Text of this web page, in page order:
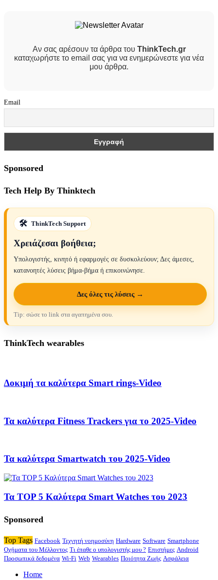
Αν σας αρέσουν τα άρθρα του ThinkTech.gr
καταχωρήστε το email σας για να ενημερώνεστε για νέα
μου άρθρα.
Email
Sponsored
Tech Help By Thinktech
ThinkTech Support
Χρειάζεσαι βοήθεια;
Υπολογιστής, κινητό ή εφαρμογές σε δυσκολεύουν; Δες άμεσες,
κατανοητές λύσεις βήμα-βήμα ή επικοινώνησε.
Δες όλες τις λύσεις →
Tip: σώσε το link στα αγαπημένα σου.
ThinkTech wearables
Δοκιμή τα καλύτερα Smart rings-Video
Τα καλύτερα Fitness Trackers για το 2025-Video
Τα καλύτερα Smartwatch του 2025-Video
Τα TOP 5 Καλύτερα Smart Watches του 2023
Sponsored
Top Tags Facebook Τεχνητή νοημοσύνη Hardware Software Smartphone
Οχήματα του Μέλλοντος Τι έπαθε ο υπολογιστής μου ? Επιστήμες Android
Προσωπικά δεδομένα Wi-Fi Web Wearables Ποιότητα Ζωής Ασφάλεια
Home